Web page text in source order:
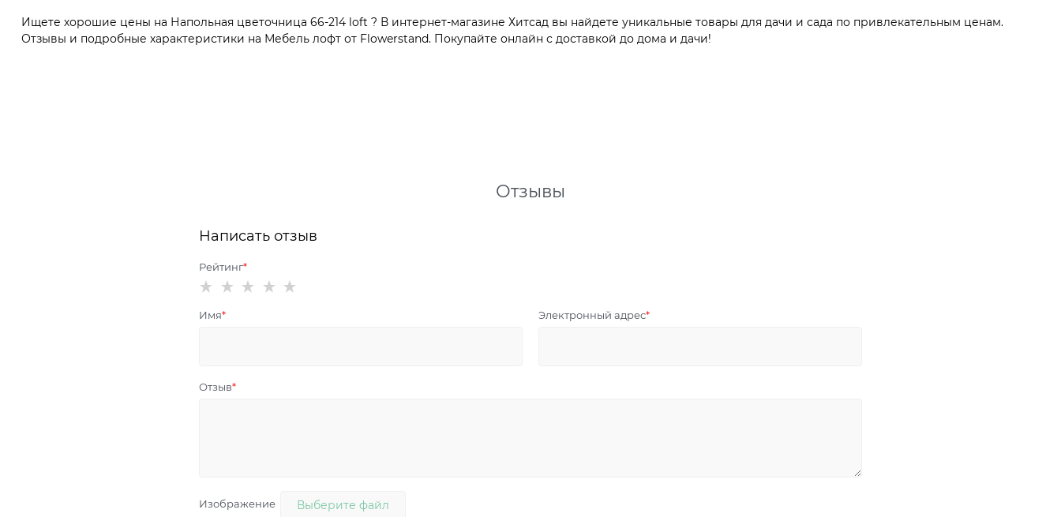
Ищете хорошие цены на Напольная цветочница 66-214 loft ? В интернет-магазине Хитсад вы найдете уникальные товары для дачи и сада по привлекательным ценам.
Отзывы и подробные характеристики на Мебель лофт от Flowerstand. Покупайте онлайн с доставкой до дома и дачи!
Отзывы
Написать отзыв
Рейтинг
Имя Электронный адрес
Отзыв
Изображение Выберите файл